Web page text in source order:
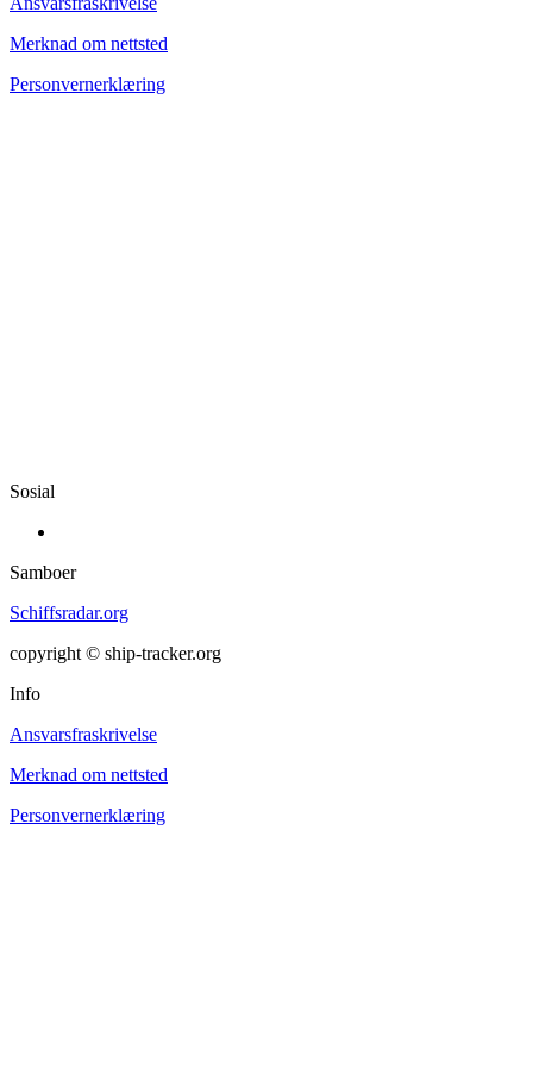
Merknad om nettsted
Personvernerklæring
Sosial
Samboer
Schiffsradar.org
copyright © ship-tracker.org
Info
Ansvarsfraskrivelse
Merknad om nettsted
Personvernerklæring